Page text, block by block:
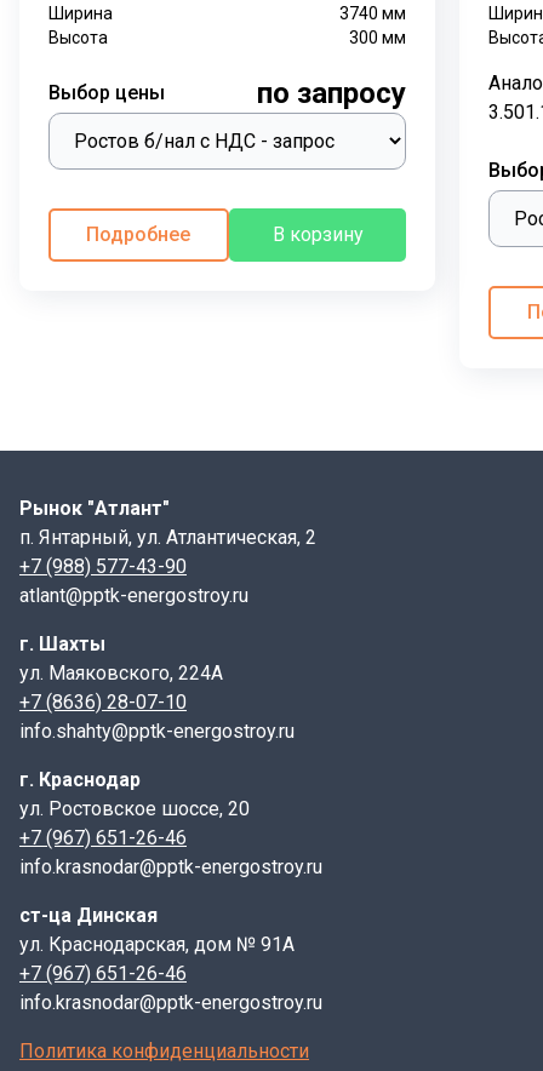
Ширина
3740мм
Высота
300мм
Выбор цены по запросу
Подробнее В корзину
Рынок "Атлант"
п. Янтарный, ул. Атлантическая, 2
+7 (988) 577-43-90
atlant@pptk-energostroy.ru
г. Шахты
ул. Маяковского, 224А
+7 (8636) 28-07-10
info.shahty@pptk-energostroy.ru
г. Краснодар
ул. Ростовское шоссе, 20
+7 (967) 651-26-46
info.krasnodar@pptk-energostroy.ru
ст-ца Динская
ул. Краснодарская, дом № 91А
+7 (967) 651-26-46
info.krasnodar@pptk-energostroy.ru
Политика конфиденциальности